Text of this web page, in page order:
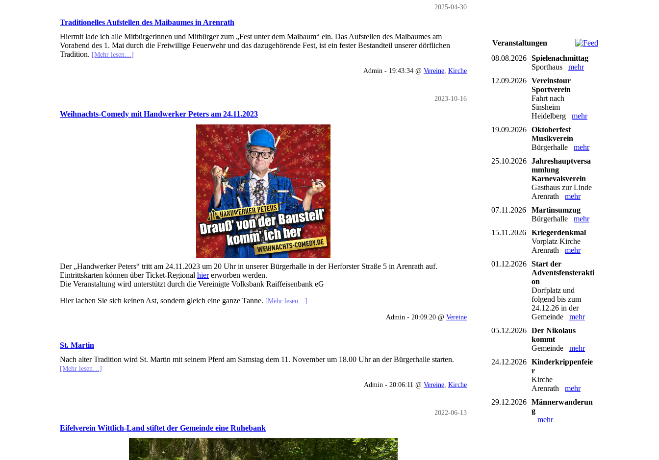
2025-04-30
Traditionelles Aufstellen des Maibaumes in Arenrath
Hiermit lade ich alle Mitbürgerinnen und Mitbürger zum „Fest unter dem Maibaum“ ein. Das Aufstellen des Maibaumes am
Vorabend des 1. Mai durch die Freiwillige Feuerwehr und das dazugehörende Fest, ist ein fester Bestandteil unserer dörflichen
Tradition. [Mehr lesen…]
Admin - 19:43:34 @ Vereine, Kirche
2023-10-16
Weihnachts-Comedy mit Handwerker Peters am 24.11.2023
Der „Handwerker Peters“ tritt am 24.11.2023 um 20 Uhr in unserer Bürgerhalle in der Herforster Straße 5 in Arenrath auf.
Eintrittskarten können über Ticket-Regional hiererworben werden.
Die Veranstaltung wird unterstützt durch die Vereinigte Volksbank Raiffeisenbank eG
Hier lachen Sie sich keinen Ast, sondern gleich eine ganze Tanne. [Mehr lesen…]
Admin - 20:09:20 @ Vereine
St. Martin
Nach alter Tradition wird St. Martin mit seinem Pferd am Samstag dem 11. November um 18.00 Uhr an der Bürgerhalle starten.
[Mehr lesen…]
Admin - 20:06:11 @ Vereine, Kirche
2022-06-13
Eifelverein Wittlich-Land stiftet der Gemeinde eine Ruhebank
Veranstaltungen
08.08.2026 Spielenachmittag
Sporthaus mehr
12.09.2026 Vereinstour
Sportverein
Fahrt nach
Sinsheim
Heidelberg mehr
19.09.2026 Oktoberfest
Musikverein
Bürgerhalle mehr
25.10.2026 Jahreshauptversa
mmlung
Karnevalsverein
Gasthaus zur Linde
Arenrath mehr
07.11.2026
Martinsumzug
Bürgerhalle mehr
15.11.2026
Kriegerdenkmal
Vorplatz Kirche
Arenrath mehr
01.12.2026 Start der
Adventsfensterakti
on
Dorfplatz und
folgend bis zum
24.12.26 in der
Gemeinde mehr
05.12.2026 Der Nikolaus
kommt
Gemeinde mehr
24.12.2026 Kinderkrippenfeie
r
Kirche
Arenrath mehr
29.12.2026 Männerwanderun
g
mehr